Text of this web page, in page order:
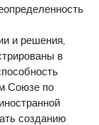
и решения,
в
Союзе по
созданию